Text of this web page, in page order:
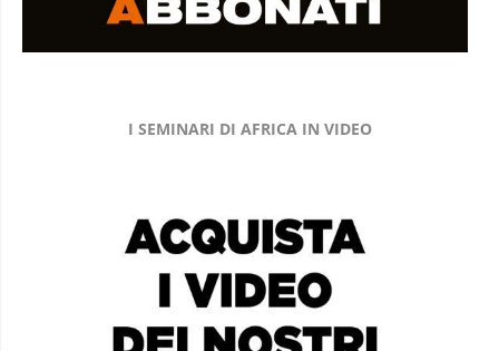
I SEMINARI DI AFRICA IN VIDEO